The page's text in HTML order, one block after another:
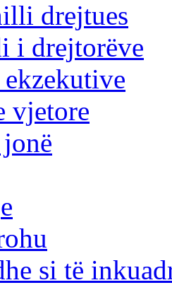
drejtues
i drejtorëve
vjetore
si të